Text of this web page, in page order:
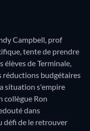
Campbell, prof
tente de prendre
élèves de Terminale,
réductions budgétaires
situation s'empire
collègue Ron
dans
défi de le retrouver